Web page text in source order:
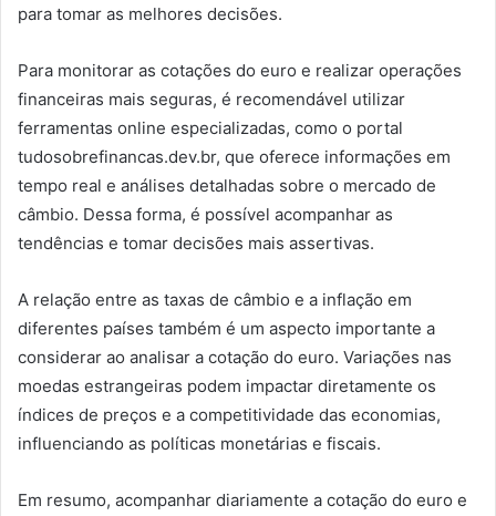
para tomar as melhores decisões.
Para monitorar as cotações do euro e realizar operações
financeiras mais seguras, é recomendável utilizar
ferramentas online especializadas, como o portal
tudosobrefinancas.dev.br, que oferece informações em
tempo real e análises detalhadas sobre o mercado de
câmbio. Dessa forma, é possível acompanhar as
tendências e tomar decisões mais assertivas.
A relação entre as taxas de câmbio e a inflação em
diferentes países também é um aspecto importante a
considerar ao analisar a cotação do euro. Variações nas
moedas estrangeiras podem impactar diretamente os
índices de preços e a competitividade das economias,
influenciando as políticas monetárias e fiscais.
Em resumo, acompanhar diariamente a cotação do euro e